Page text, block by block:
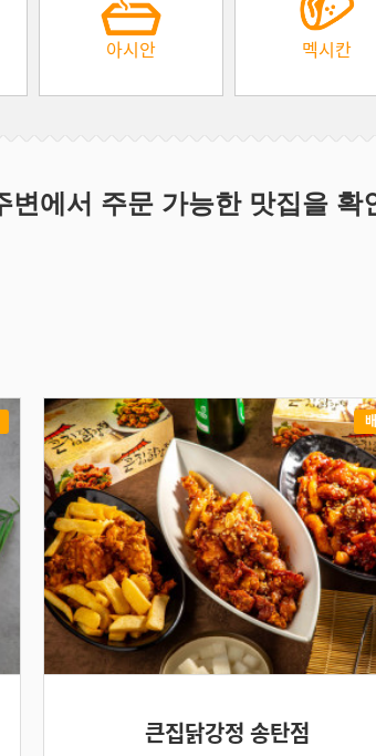
아시안 멕시칸
변에서 주문 가능한 맛집을 확
큰집닭강정 송탄점